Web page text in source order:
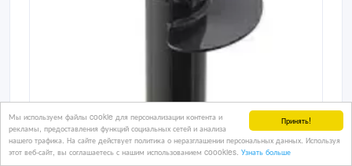
Принять!
Мы используем файлы cookie для персонализации контента и
рекламы, предоставления функций социальных сетей и анализа
нашего трафика. На сайте действует политика о неразглашении персональных данных. Используя
этот веб-сайт, вы соглашаетесь с нашим использованием coookies. Узнать больше